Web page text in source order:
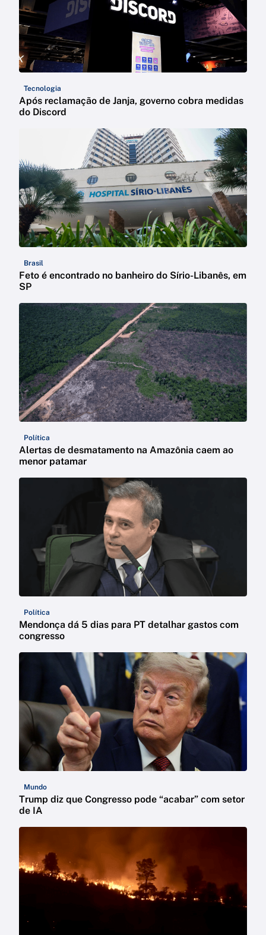
Tecnologia
Após reclamação de Janja, governo cobra medidas
do Discord
Brasil
Feto é encontrado no banheiro do Sírio-Libanês, em
SP
Política
Alertas de desmatamento na Amazônia caem ao
menor patamar
Política
Mendonça dá 5 dias para PT detalhar gastos com
congresso
Mundo
Trump diz que Congresso pode “acabar” com setor
de IA